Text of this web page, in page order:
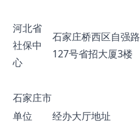
河北省
社保中
心
石家庄桥西区自强路
127号省招大厦3楼
石家庄市
单位
经办大厅地址